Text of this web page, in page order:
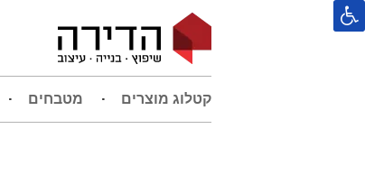
קטלוג מוצרים מטבחים